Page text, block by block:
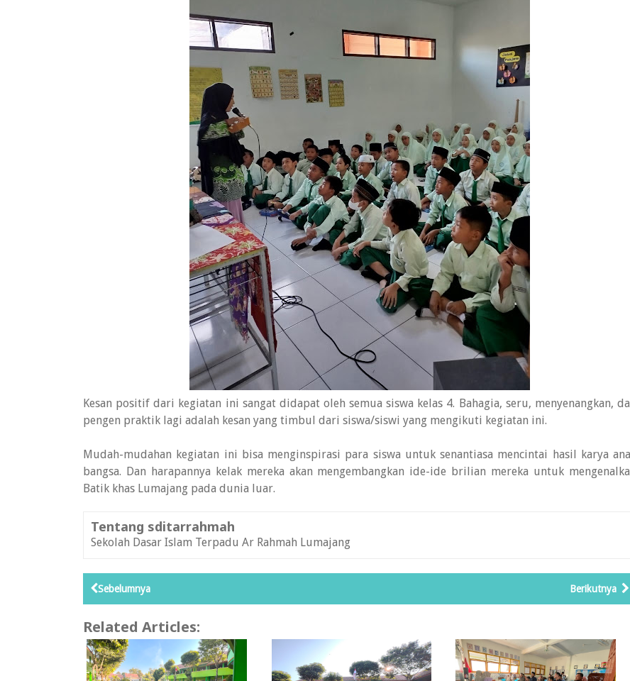
Kesan positif dari kegiatan ini sangat didapat oleh semua siswa kelas 4. Bahagia, seru, menyenangkan,
pengen praktik lagi adalah kesan yang timbul dari siswa/siswi yang mengikuti kegiatan ini.
Mudah-mudahan kegiatan ini bisa menginspirasi para siswa untuk senantiasa mencintai hasil karya
bangsa. Dan harapannya kelak mereka akan mengembangkan ide-ide brilian mereka untuk
Batik khas Lumajang pada dunia luar.
Tentang sditarrahmah
Sekolah Dasar Islam Terpadu Ar Rahmah Lumajang
Berikutnya
Sebelumnya
Related Articles: